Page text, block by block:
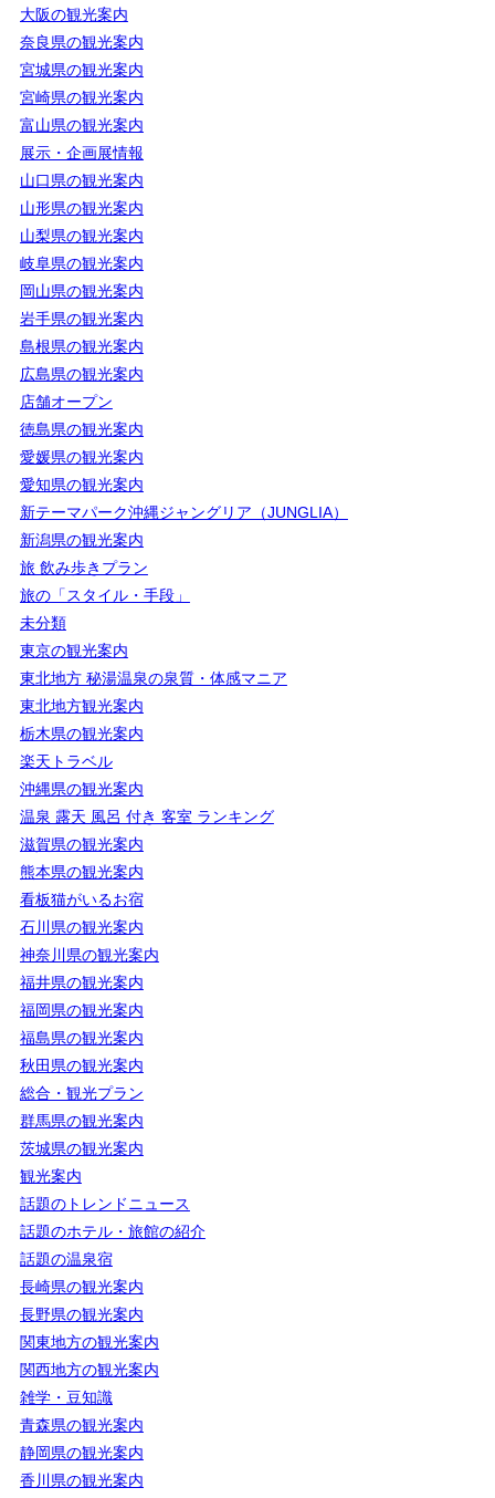
大阪の観光案内
奈良県の観光案内
宮城県の観光案内
宮崎県の観光案内
富山県の観光案内
展示・企画展情報
山口県の観光案内
山形県の観光案内
山梨県の観光案内
岐阜県の観光案内
岡山県の観光案内
岩手県の観光案内
島根県の観光案内
広島県の観光案内
店舗オープン
徳島県の観光案内
愛媛県の観光案内
愛知県の観光案内
新テーマパーク沖縄ジャングリア（JUNGLIA）
新潟県の観光案内
旅 飲み歩きプラン
旅の「スタイル・手段」
未分類
東京の観光案内
東北地方 秘湯温泉の泉質・体感マニア
東北地方観光案内
栃木県の観光案内
楽天トラベル
沖縄県の観光案内
温泉 露天 風呂 付き 客室 ランキング
滋賀県の観光案内
熊本県の観光案内
看板猫がいるお宿
石川県の観光案内
神奈川県の観光案内
福井県の観光案内
福岡県の観光案内
福島県の観光案内
秋田県の観光案内
総合・観光プラン
群馬県の観光案内
茨城県の観光案内
観光案内
話題のトレンドニュース
話題のホテル・旅館の紹介
話題の温泉宿
長崎県の観光案内
長野県の観光案内
関東地方の観光案内
関西地方の観光案内
雑学・豆知識
青森県の観光案内
静岡県の観光案内
香川県の観光案内